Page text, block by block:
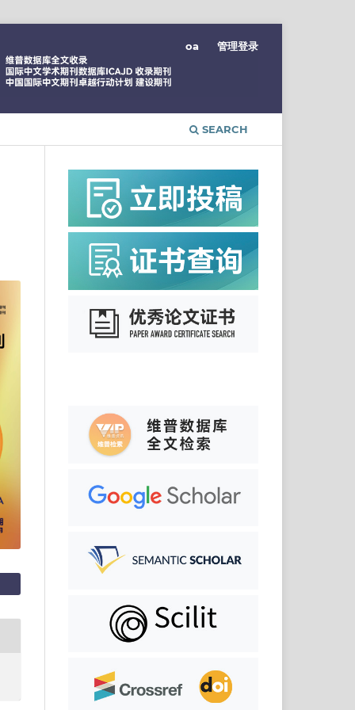
SEARCH
oa 管理登录